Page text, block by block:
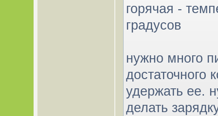
горячая -
градусов
нужно много
достаточного
удержать ее.
делать